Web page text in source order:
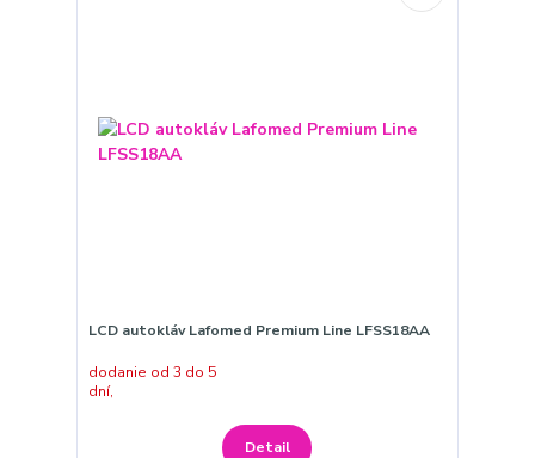
LCD autokláv Lafomed Premium Line LFSS18AA
dodanie od 3 do 5
dní,
Detail